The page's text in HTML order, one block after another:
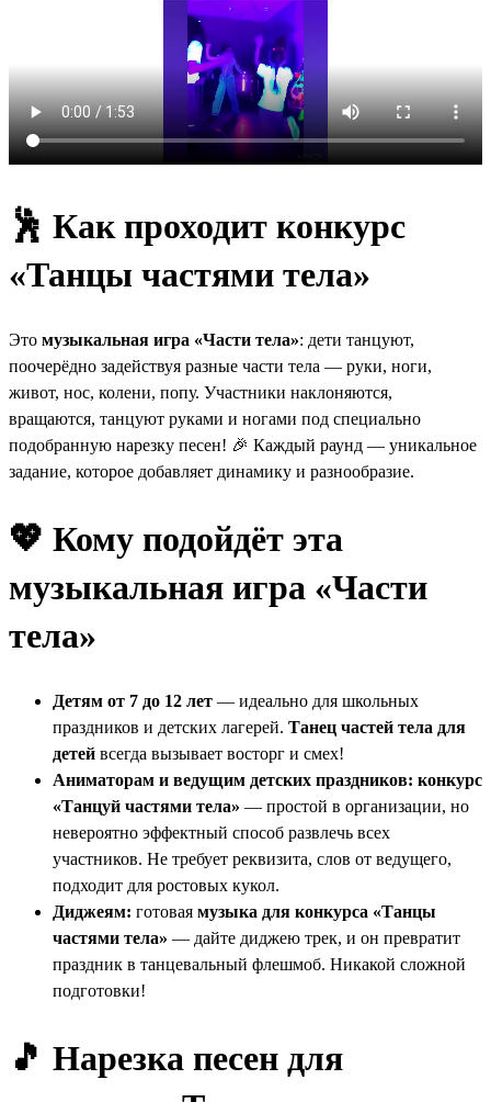
🕺 Как проходит конкурс
«Танцы частями тела»
Это музыкальная игра «Части тела»: дети танцуют,
поочерёдно задействуя разные части тела — руки, ноги,
живот, нос, колени, попу. Участники наклоняются,
вращаются, танцуют руками и ногами под специально
подобранную нарезку песен! 🎉 Каждый раунд — уникальное
задание, которое добавляет динамику и разнообразие.
💖 Кому подойдёт эта
музыкальная игра «Части
тела»
Детям от 7 до 12 лет — идеально для школьных
праздников и детских лагерей. Танец частей тела для
детей всегда вызывает восторг и смех!
Аниматорам и ведущим детских праздников: конкурс
«Танцуй частями тела» — простой в организации, но
невероятно эффектный способ развлечь всех
участников. Не требует реквизита, слов от ведущего,
подходит для ростовых кукол.
Диджеям: готовая музыка для конкурса «Танцы
частями тела» — дайте диджею трек, и он превратит
праздник в танцевальный флешмоб. Никакой сложной
подготовки!
🎵 Нарезка песен для